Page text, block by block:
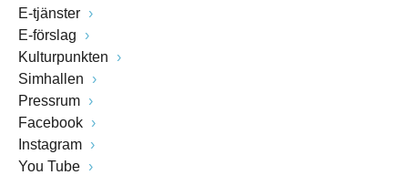
E-tjänster
E-förslag
Kulturpunkten
Simhallen
Pressrum
Facebook
Instagram
You Tube